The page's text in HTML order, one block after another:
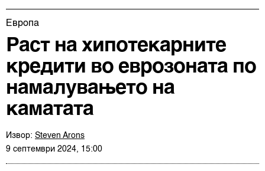
Европа
Раст на хипотекарните
кредити во еврозоната по
намалувањето на
каматата
Извор: Steven Arons
9 септември 2024, 15:00